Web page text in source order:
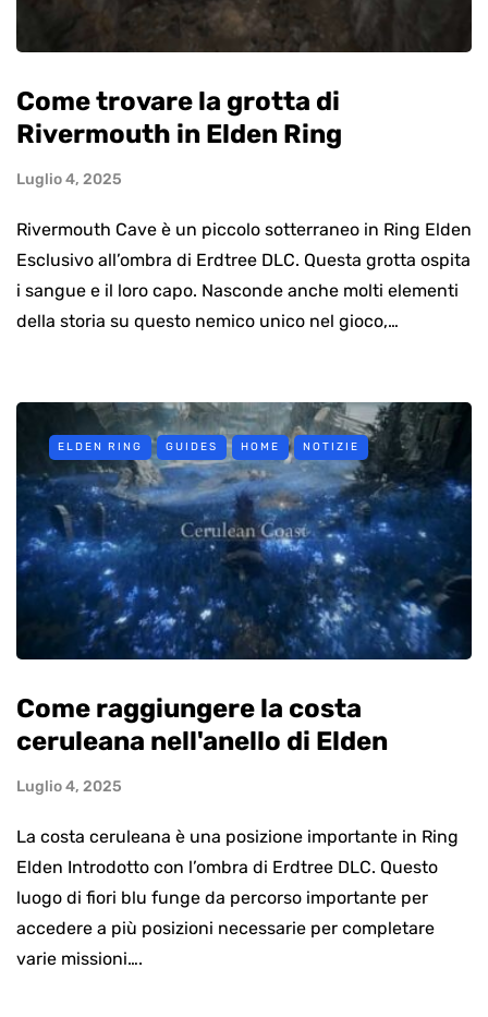
Come trovare la grotta di
Rivermouth in Elden Ring
Luglio 4, 2025
Rivermouth Cave è un piccolo sotterraneo in Ring Elden
Esclusivo all’ombra di Erdtree DLC. Questa grotta ospita
i sangue e il loro capo. Nasconde anche molti elementi
della storia su questo nemico unico nel gioco,…
ELDEN RING GUIDES HOME NOTIZIE
Come raggiungere la costa
ceruleana nell'anello di Elden
Luglio 4, 2025
La costa ceruleana è una posizione importante in Ring
Elden Introdotto con l’ombra di Erdtree DLC. Questo
luogo di fiori blu funge da percorso importante per
accedere a più posizioni necessarie per completare
varie missioni….